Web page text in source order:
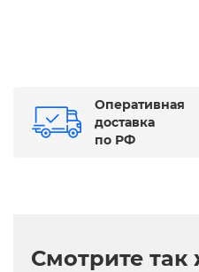
Оперативная
доставка
по РФ
Смотрите так